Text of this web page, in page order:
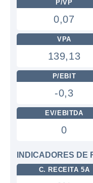
P/VP
0,07
VPA
139,13
P/EBIT
-0,3
EV/EBITDA
0
INDICADORES DE
C. RECEITA 5A